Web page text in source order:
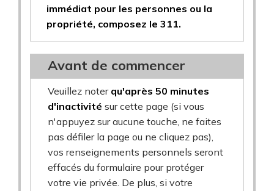
immédiat pour les personnes ou la
propriété, composez le 311.
Avant de commencer
Veuillez noter qu'après 50 minutes
d'inactivité sur cette page (si vous
n'appuyez sur aucune touche, ne faites
pas défiler la page ou ne cliquez pas),
vos renseignements personnels seront
effacés du formulaire pour protéger
votre vie privée. De plus, si votre